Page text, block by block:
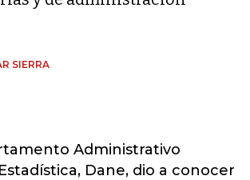
SIERRA
Administrativo
Dane, dio a conocer